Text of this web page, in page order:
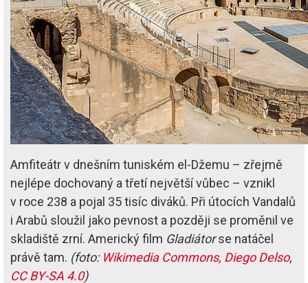
Amfiteátr v dnešním tuniském el-Džemu – zřejmě
nejlépe dochovaný a třetí největší vůbec – vznikl
v roce 238 a pojal 35 tisíc diváků. Při útocích Vandalů
i Arabů sloužil jako pevnost a později se proměnil ve
skladiště zrní. Americký film Gladiátorse natáčel
právě tam. (foto: Wikimedia Commons, Diego Delso,
CC BY-SA 4.0)